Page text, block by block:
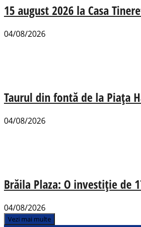
15 august 2026 la Casa
04/08/2026
Taurul din fontă de la Piața
04/08/2026
Brăila Plaza: O investiție de
04/08/2026
Vezi mai multe